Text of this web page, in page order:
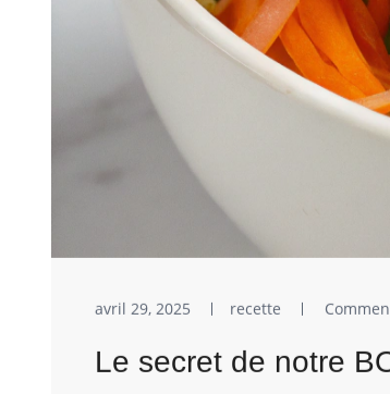
avril 29, 2025 recette
Le secret de notre